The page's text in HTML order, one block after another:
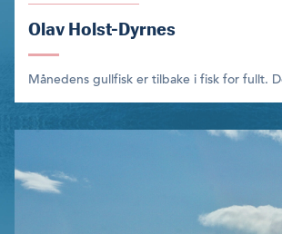
Olav Holst-Dyrnes
Månedens gullfisk er tilbake i fisk for fullt.